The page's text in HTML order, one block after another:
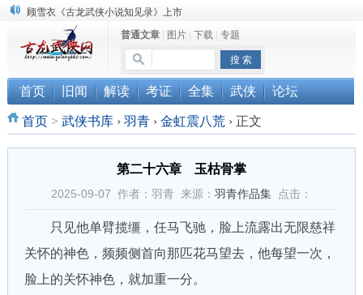
“武侠书库”查缺补漏活动圆满结束
《古龙小说原貌探究》修订版已上市
顾雪衣《古龙武侠小说知见录》上市
普通文章| 图片| 下载| 专题
首页 旧闻 解读 考证 全集 武侠 论坛
首页> 武侠书库 › 羽青 › 金虹震八荒 ›正文
第二十六章 玉枯骨掌
2025-09-07 作者：羽青 来源： 羽青作品集点击：
只见他单臂揽缰，任马飞驰，脸上流露出无限慈祥
关怀的神色，频频侧首向那匹花马望去，他每望一次，
脸上的关怀神色，就加重一分。